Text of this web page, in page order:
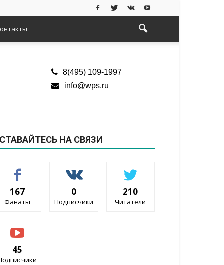
8(495) 109-1997
info@wps.ru
НА СВЯЗИ
167
Фанаты
0
Подписчики
210
Читатели
45